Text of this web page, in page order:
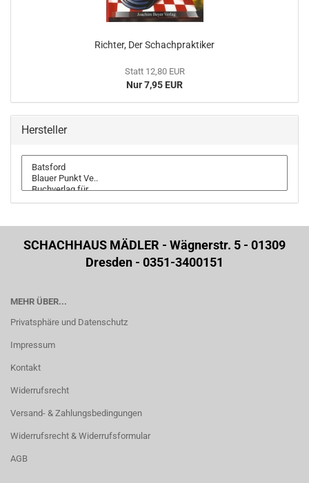
Richter, Der Schachpraktiker
Statt 12,80 EUR
Nur 7,95 EUR
Hersteller
SCHACHHAUS MÄDLER - Wägnerstr. 5 - 01309
Dresden - 0351-3400151
MEHR ÜBER...
Privatsphäre und Datenschutz
Impressum
Kontakt
Widerrufsrecht
Versand- & Zahlungsbedingungen
Widerrufsrecht & Widerrufsformular
AGB